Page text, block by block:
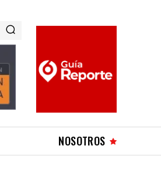
NOSOTROS